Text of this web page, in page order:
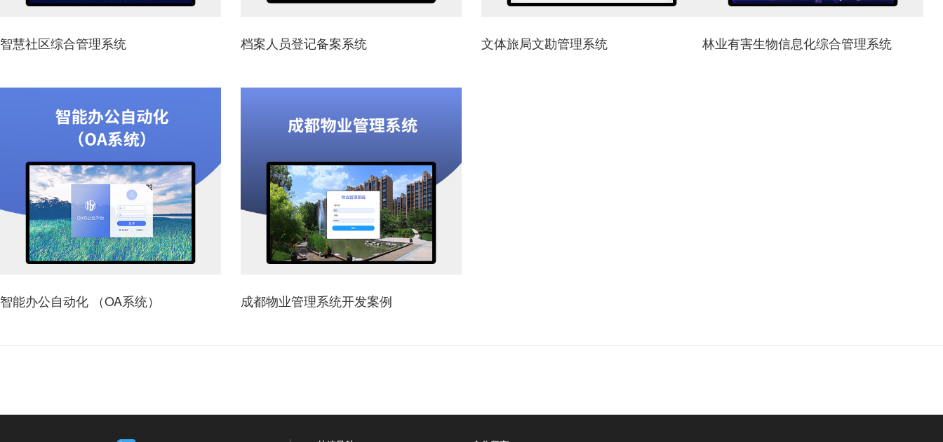
智慧社区综合管理系统 档案人员登记备案系统 文体旅局文勘管理系统 林业有害生物信息化综合管理系统
智能办公自动化 （OA系统） 成都物业管理系统开发案例